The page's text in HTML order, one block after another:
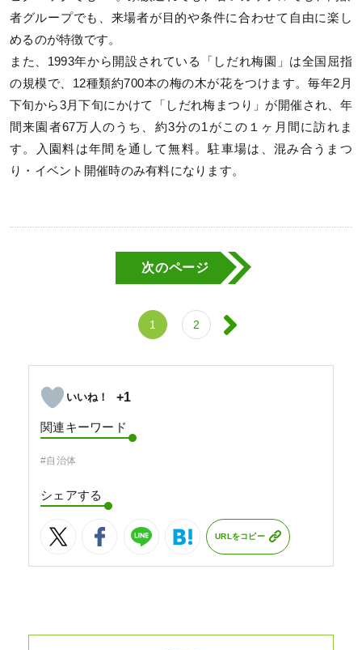
者グループでも、来場者が目的や条件に合わせて自由に楽し
めるのが特徴です。
また、1993年から開設されている「しだれ梅園」は全国屈指
の規模で、12種類約700本の梅の木が花をつけます。毎年2月
下旬から3月下旬にかけて「しだれ梅まつり」が開催され、年
間来園者67万人のうち、約3分の1がこの１ヶ月間に訪れま
す。入園料は年間を通して無料。駐車場は、混み合うまつ
り・イベント開催時のみ有料になります。
次のページ
1 2
+1
関連キーワード
#自治体
シェアする
URLをコピー